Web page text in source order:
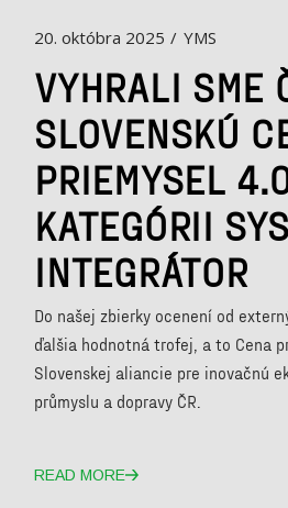
20. októbra 2025 YMS
VYHRALI SME
SLOVENSKÚ
PRIEMYSEL
KATEGÓRII
INTEGRÁTOR
Do našej zbierky ocenení od
ďalšia hodnotná trofej, a to Cena
Slovenskej aliancie pre inovačnú
průmyslu a dopravy ČR.
READ MORE